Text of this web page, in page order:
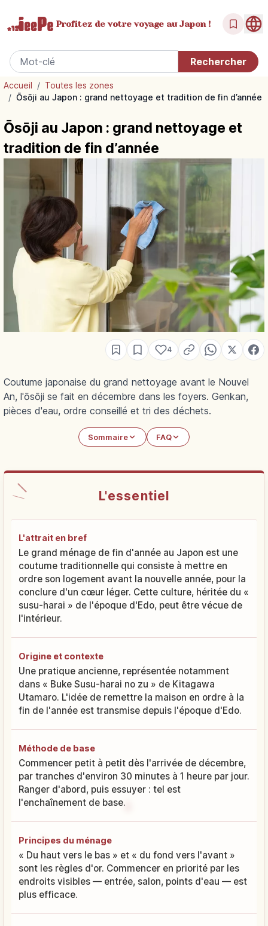
Profitez de votrevoyage au Japon !
Accueil / Toutes les zones
/ Ōsōji au Japon : grand nettoyage et tradition de fin d’année
Ōsōji au Japon : grand nettoyage et
tradition de fin d’année
4
Coutume japonaise du grand nettoyage avant le Nouvel
An, l'ōsōji se fait en décembre dans les foyers. Genkan,
pièces d'eau, ordre conseillé et tri des déchets.
Sommaire FAQ
L'essentiel
L'attrait en bref
Le grand ménage de fin d'année au Japon est une
coutume traditionnelle qui consiste à mettre en
ordre son logement avant la nouvelle année, pour la
conclure d'un cœur léger. Cette culture, héritée du «
susu-harai » de l'époque d'Edo, peut être vécue de
l'intérieur.
Origine et contexte
Une pratique ancienne, représentée notamment
dans « Buke Susu-harai no zu » de Kitagawa
Utamaro. L'idée de remettre la maison en ordre à la
fin de l'année est transmise depuis l'époque d'Edo.
Méthode de base
Commencer petit à petit dès l'arrivée de décembre,
par tranches d'environ 30 minutes à 1 heure par jour.
Ranger d'abord, puis essuyer : tel est
l'enchaînement de base.
Principes du ménage
« Du haut vers le bas » et « du fond vers l'avant »
sont les règles d'or. Commencer en priorité par les
endroits visibles — entrée, salon, points d'eau — est
plus efficace.